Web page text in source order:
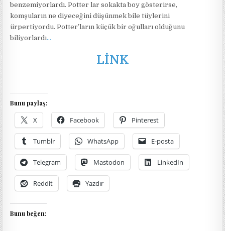
benzemiyorlardı. Potter lar sokakta boy gösterirse,
komşuların ne diyeceğini düşünmek bile tüylerini
ürpertiyordu. Potter’ların küçük bir oğulları olduğunu
biliyorlardı…
LİNK
Bunu paylaş:
X Facebook Pinterest
Tumblr WhatsApp E-posta
Telegram Mastodon LinkedIn
Reddit Yazdır
Bunu beğen: